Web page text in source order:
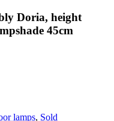
Doria, height
45cm
lamps, Sold